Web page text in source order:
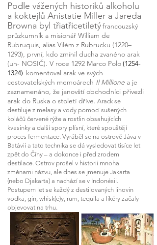
Podle vážených historiků alkoholu
a koktejlů Anistatie Miller a Jareda
Browna byl třiatřicetiletýfrancouzský
průzkumník a misionář William de
Rubruquis, alias Vilém z Rubrucku (1220–
1293), první, kdo zmínil ducha zvaného arak
(uh- NOSIČ). V roce 1292 Marco Polo(1254-
1324) komentoval arak ve svých
cestovatelských memoárech Il Millione a je
zaznamenáno, že janovští obchodníci přivezli
arak do Ruska o století dříve. Arack se
destiluje z melasy a vody pomocí sušených
koláčů červené rýže a rostlin obsahujících
kvasinky a další spory plísní, které spouštějí
proces fermentace. Vyráběl se na ostrově Jáva v
Batávii a tato technika se dá vysledovat tisíce let
zpět do Číny – a dokonce i před zrodem
destilace. Ostrov prošel v historii mnoha
změnami názvu, ale dnes se jmenuje Jakarta
(nebo Djakarta) a nachází se v Indonésii.
Postupem let se každý z destilovaných lihovin
vodka, gin, whisk(e)y, rum, tequila a likéry začaly
objevovat na trhu.